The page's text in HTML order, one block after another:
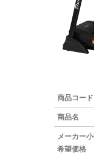
商品コード
商品名
メーカー
希望価格